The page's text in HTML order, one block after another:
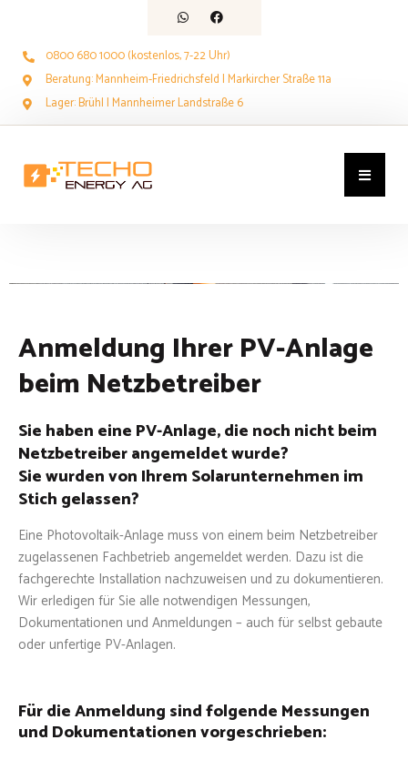
0800 680 1000 (kostenlos, 7-22 Uhr)
Beratung: Mannheim-Friedrichsfeld | Markircher Straße 11a
Lager: Brühl | Mannheimer Landstraße 6
Anmeldung Ihrer PV-Anlage
beim Netzbetreiber
Sie haben eine PV-Anlage, die noch nicht beim
Netzbetreiber angemeldet wurde?
Sie wurden von Ihrem Solarunternehmen im
Stich gelassen?
Eine Photovoltaik-Anlage muss von einem beim Netzbetreiber
zugelassenen Fachbetrieb angemeldet werden. Dazu ist die
fachgerechte Installation nachzuweisen und zu dokumentieren.
Wir erledigen für Sie alle notwendigen Messungen,
Dokumentationen und Anmeldungen – auch für selbst gebaute
oder unfertige PV-Anlagen.
Für die Anmeldung sind folgende Messungen
und Dokumentationen vorgeschrieben: